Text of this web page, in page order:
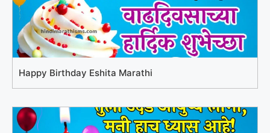
Happy Birthday Eshita Marathi